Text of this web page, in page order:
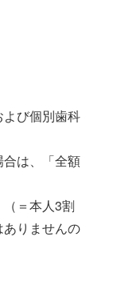
よび個別歯科
合は、「全額
＝本人3割
りませんの